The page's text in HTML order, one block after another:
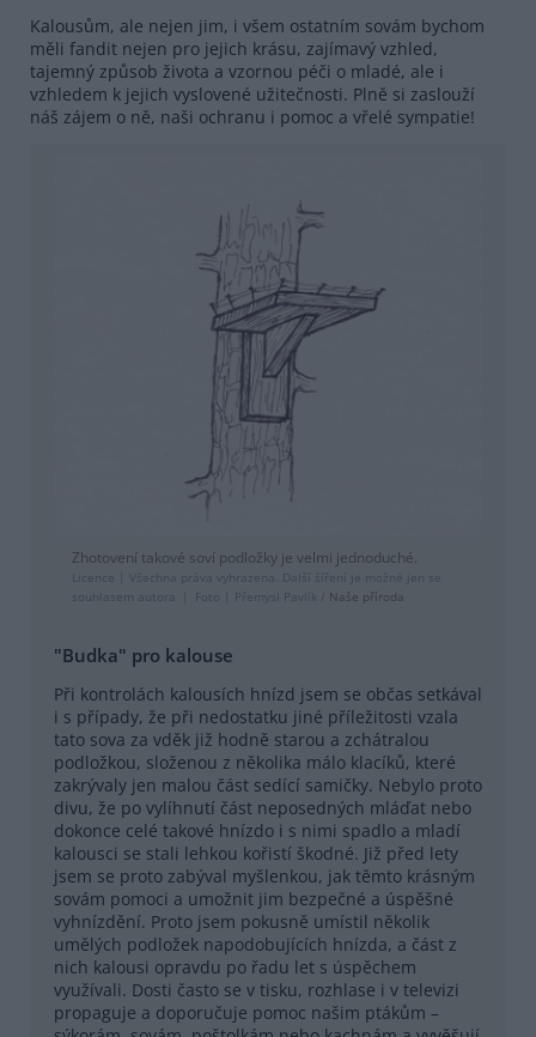
Kalousům, ale nejen jim, i všem ostatním sovám bychom
měli fandit nejen pro jejich krásu, zajímavý vzhled,
tajemný způsob života a vzornou péči o mladé, ale i
vzhledem k jejich vyslovené užitečnosti. Plně si zaslouží
náš zájem o ně, naši ochranu i pomoc a vřelé sympatie!
Zhotovení takové soví podložky je velmi jednoduché.
Licence |
Všechna práva vyhrazena. Další šíření je možné jen se
souhlasem autora
Foto | Přemysl Pavlík / Naše příroda
"Budka" pro kalouse
Při kontrolách kalousích hnízd jsem se občas setkával
i s případy, že při nedostatku jiné příležitosti vzala
tato sova za vděk již hodně starou a zchátralou
podložkou, složenou z několika málo klacíků, které
zakrývaly jen malou část sedící samičky. Nebylo proto
divu, že po vylíhnutí část neposedných mláďat nebo
dokonce celé takové hnízdo i s nimi spadlo a mladí
kalousci se stali lehkou kořistí škodné. Již před lety
jsem se proto zabýval myšlenkou, jak těmto krásným
sovám pomoci a umožnit jim bezpečné a úspěšné
vyhnízdění. Proto jsem pokusně umístil několik
umělých podložek napodobujících hnízda, a část z
nich kalousi opravdu po řadu let s úspěchem
využívali. Dosti často se v tisku, rozhlase i v televizi
propaguje a doporučuje pomoc našim ptákům –